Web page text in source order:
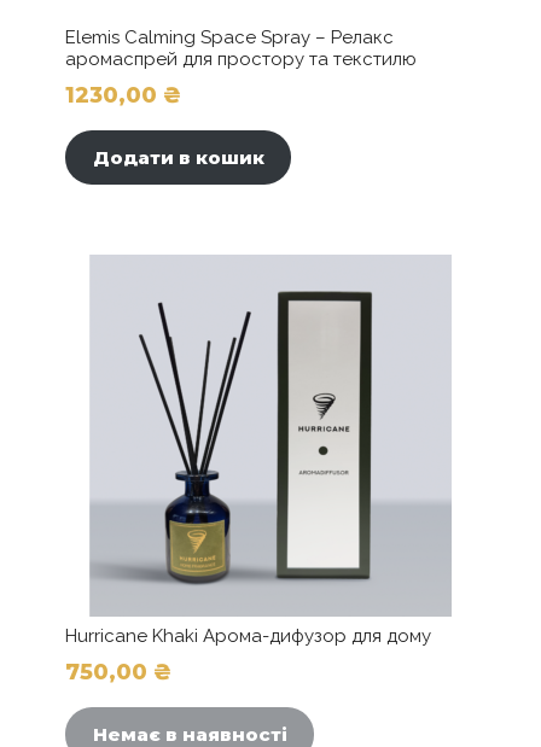
Elemis Calming Space Spray – Релакс
аромаспрей для простору та текстилю
1230,00 ₴
Додати в кошик
Hurricane Khaki Арома-дифузор для дому
750,00 ₴
Немає в наявності